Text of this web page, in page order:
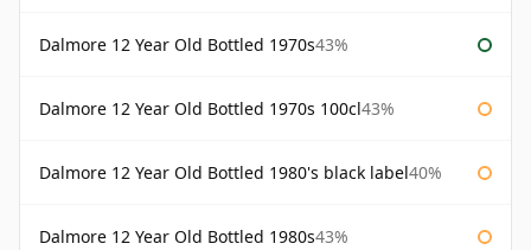
Dalmore 12 Year Old Bottled 1970s43%
Dalmore 12 Year Old Bottled 1970s 100cl43%
Dalmore 12 Year Old Bottled 1980's black label40%
Dalmore 12 Year Old Bottled 1980s43%